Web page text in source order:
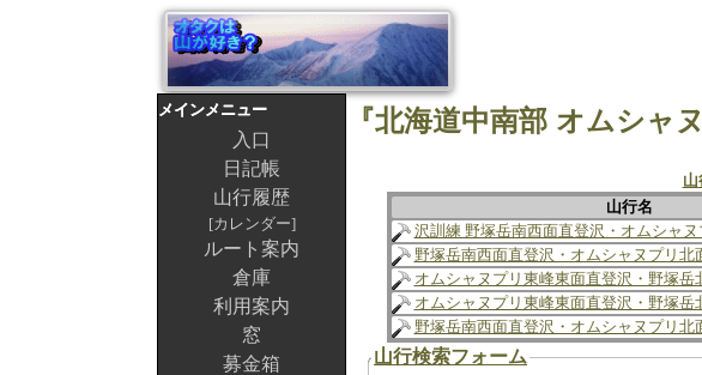
山
山行名
沢訓練 野塚岳南西面直登沢・オムシャ
野塚岳南西面直登沢・オムシャヌプリ北
オムシャヌプリ東峰東面直登沢・野塚岳
オムシャヌプリ東峰東面直登沢・野塚岳
野塚岳南西面直登沢・オムシャヌプリ北
山行検索フォーム
メインメニュー
入口
日記帳
山行履歴
カレンダー
ルート案内
倉庫
利用案内
窓
募金箱